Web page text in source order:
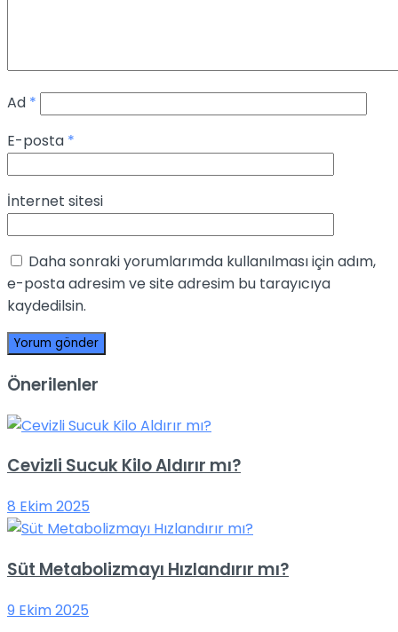
Ad *
E-posta *
İnternet sitesi
Daha sonraki yorumlarımda kullanılması için adım,
e-posta adresim ve site adresim bu tarayıcıya
kaydedilsin.
Önerilenler
Cevizli Sucuk Kilo Aldırır mı?
8 Ekim 2025
Süt Metabolizmayı Hızlandırır mı?
9 Ekim 2025